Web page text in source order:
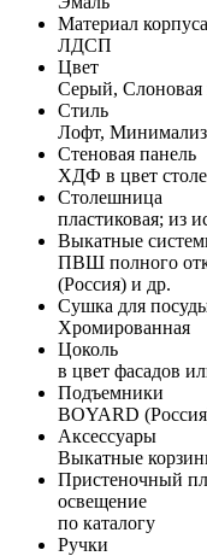
Материал корпуса
ЛДСП
Цвет
Серый, Слоновая
Стиль
Лофт,
Стеновая панель
ХДФ в цвет
Столешница
пластиковая; из
Выкатные
ПВШ полного
(Россия) и др.
Сушка для
Хромированная
Цоколь
в цвет фасадов
Подъемники
BOYARD
Аксессуары
Выкатные
Пристеночный
освещение
по каталогу
Ручки